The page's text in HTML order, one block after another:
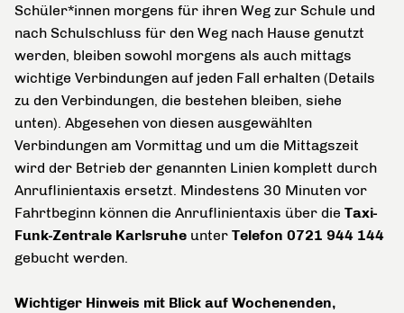
Schüler*innen morgens für ihren Weg zur Schule und
nach Schulschluss für den Weg nach Hause genutzt
werden, bleiben sowohl morgens als auch mittags
wichtige Verbindungen auf jeden Fall erhalten (Details
zu den Verbindungen, die bestehen bleiben, siehe
unten). Abgesehen von diesen ausgewählten
Verbindungen am Vormittag und um die Mittagszeit
wird der Betrieb der genannten Linien komplett durch
Anruflinientaxis ersetzt. Mindestens 30 Minuten vor
Fahrtbeginn können die Anruflinientaxis über die Taxi-
Funk-Zentrale Karlsruhe unter Telefon 0721 944 144
gebucht werden.
Wichtiger Hinweis mit Blick auf Wochenenden,